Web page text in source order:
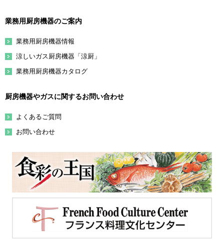
業務用厨房機器のご案内
業務用厨房機器情報
涼しいガス厨房機器「涼厨」
業務用厨房機器カタログ
厨房機器やガスに関するお問い合わせ
よくあるご質問
お問い合わせ